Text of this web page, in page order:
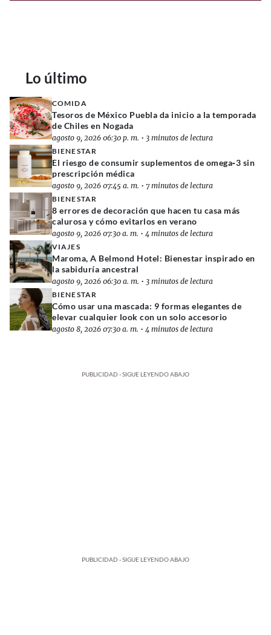
Lo último
COMIDA
Tesoros de México Puebla da inicio a la temporada
de Chiles en Nogada
agosto 9, 2026 06:30 p. m. • 3 minutos de lectura
BIENESTAR
El riesgo de consumir suplementos de omega‑3 sin
prescripción médica
agosto 9, 2026 07:45 a. m. • 7 minutos de lectura
BIENESTAR
8 errores de decoración que hacen tu casa más
calurosa y cómo evitarlos en verano
agosto 9, 2026 07:30 a. m. • 4 minutos de lectura
VIAJES
Maroma, A Belmond Hotel: Bienestar inspirado en
la sabiduría ancestral
agosto 9, 2026 06:30 a. m. • 3 minutos de lectura
BIENESTAR
Cómo usar una mascada: 9 formas elegantes de
elevar cualquier look con un solo accesorio
agosto 8, 2026 07:30 a. m. • 4 minutos de lectura
PUBLICIDAD - SIGUE LEYENDO ABAJO
PUBLICIDAD - SIGUE LEYENDO ABAJO